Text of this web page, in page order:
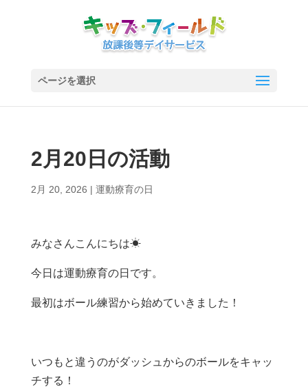
ページを選択
2月20日の活動
2月 20, 2026 | 運動療育の日
みなさんこんにちは☀
今日は運動療育の日です。
最初はボール練習から始めていきました！
いつもと違うのがダッシュからのボールをキャッ
チする！